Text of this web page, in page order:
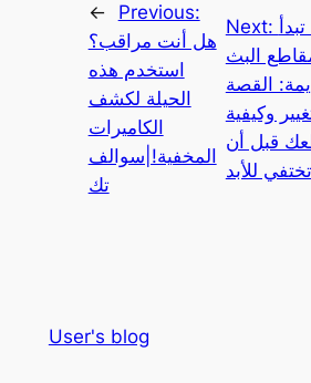
←
Previous:
هل أنت مراقب؟
استخدم هذه
الحيلة لكشف
الكاميرات
المخفية!|سوالف
تك
Next:
البث
القصة
وكيفية
قبل أن
تختفي للأبد
User's blog